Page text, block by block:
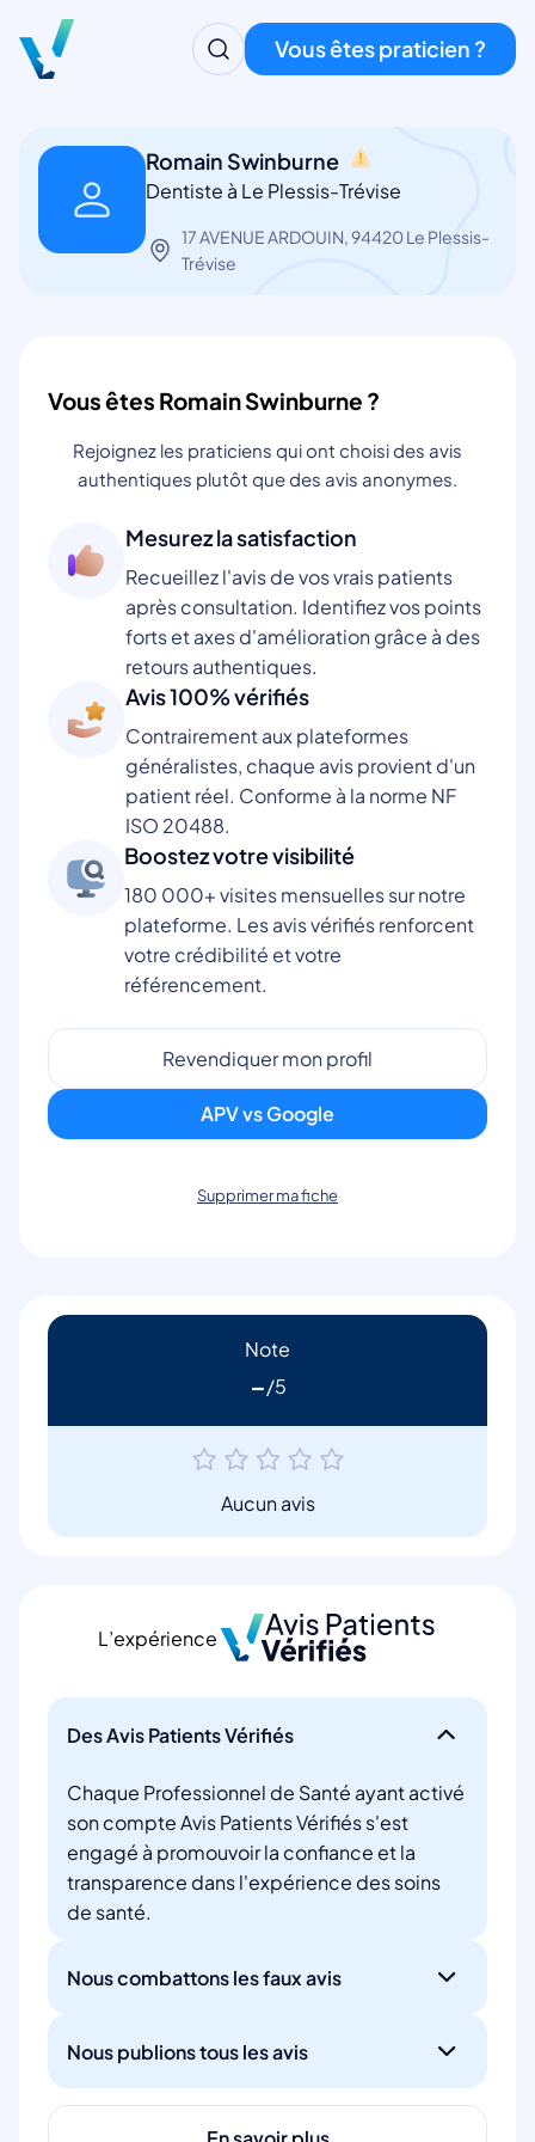
Vous êtes praticien ?
Romain Swinburne
Dentiste à Le Plessis-Trévise
17 AVENUE ARDOUIN, 94420 Le Plessis-
Trévise
Vous êtes Romain Swinburne ?
Rejoignez les praticiens qui ont choisi des avis
authentiques plutôt que des avis anonymes.
Mesurez la satisfaction
Recueillez l'avis de vos vrais patients
après consultation. Identifiez vos points
forts et axes d'amélioration grâce à des
retours authentiques.
Avis 100% vérifiés
Contrairement aux plateformes
généralistes, chaque avis provient d'un
patient réel. Conforme à la norme NF
ISO 20488.
Boostez votre visibilité
180 000+ visites mensuelles sur notre
plateforme. Les avis vérifiés renforcent
votre crédibilité et votre
référencement.
Revendiquer mon profil
APV vs Google
Supprimer ma fiche
Note
-
Aucun avis
L’expérience
Des Avis Patients Vérifiés
Chaque Professionnel de Santé ayant activé
son compte Avis Patients Vérifiés s'est
engagé à promouvoir la confiance et la
transparence dans l'expérience des soins
de santé.
Nous combattons les faux avis
Nous publions tous les avis